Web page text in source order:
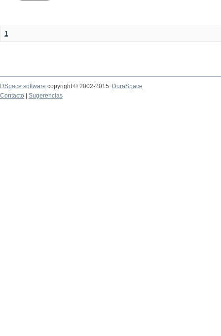
1
DSpace software copyright © 2002-2015
DuraSpace
Contacto
Sugerencias